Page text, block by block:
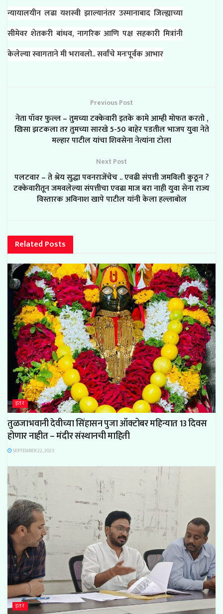
न्यायालयीन लढा यशस्वी झाल्यानंतर उस्मानाबाद जिल्ह्याच्या
सीमेवर शेतकरी बांधव, नागरिक आणि पक्ष सहकारी मित्रांनी
केलेल्या स्वागताने मी भरावलो.. सर्वांचे मनःपूर्वक आभार
Previous Post
नेता पॉवर फुल्ल – तुमच्या टक्केवारी इतके कामे आम्ही मोफत करतो ,
खिसा झटकला तर तुमच्या सारखे 5-50 बाहेर पडतील भाजप युवा नेते
मल्हार पाटील यांचा शिवसेना नेत्यांना टोला
Next Post
पलटवार – ते श्रेय सुद्धा पवनराजेंचेच .. एवढी संपत्ती जमविली कुठून ?
टक्केवारीतून जमवलेल्या संपत्तीचा एवढा माज बरा नाही युवा सेना राज्य
विस्तारक अविनाश खापे पाटील यांनी केला हल्लाबोल
Related Posts
इतर
तुळजाभवानी देवीच्या सिंहासन पुजा ऑक्टोबर महिन्यात 13 दिवस
होणार नाहीत – मंदीर संस्थानची माहिती
SEPTEMBER 22, 2023
इतर